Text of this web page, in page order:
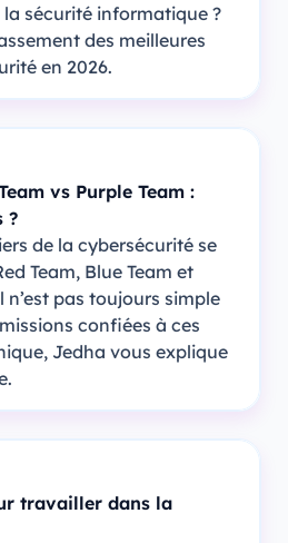
sécurité informatique ?
des meilleures
en 2026.
vs Purple Team :
?
de la cybersécurité se
Team, Blue Team et
n’est pas toujours simple
confiées à ces
Jedha vous explique
travailler dans la